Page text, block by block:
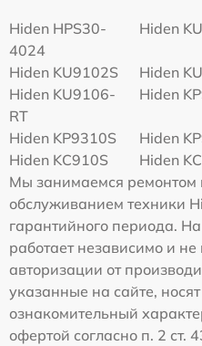
Hiden HPS30-
4024
Hiden
Hiden KU9102S
Hiden
Hiden KU9106-
RT
Hiden
Hiden KP9310S
Hiden
Hiden KC910S
Hiden
Мы занимаемся ремонтом
обслуживанием техники
гарантийного периода.
работает независимо и
авторизации от
указанные на сайте,
ознакомительный
офертой согласно п. 2 ст.